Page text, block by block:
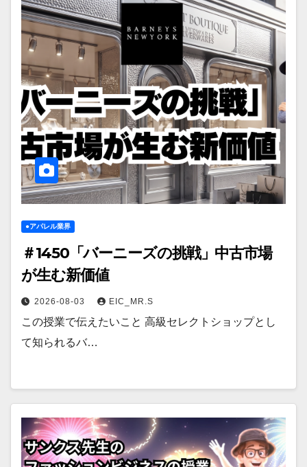
●アパレル業界
＃1450「バーニーズの挑戦」中古市場
が生む新価値
2026-08-03 EIC_MR.S
この授業で伝えたいこと 高級セレクトショップとし
て知られるバ…